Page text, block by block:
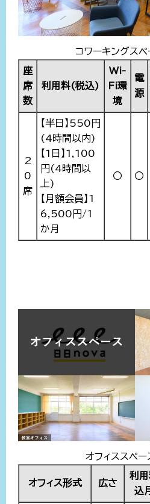
コワーキングス
座
席
数
利用料(税込)
Wi-
Fi環
境
電
源
2
0
席
【半日】550円
(4時間以内)
【1日】1,100
円(4時間以
上)
【月額会員】1
6,500円/1
か月
〇 〇
オフィススペ
オフィス形式 広さ
利
込